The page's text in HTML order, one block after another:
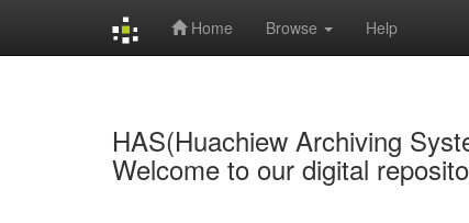
Home Browse Help
HAS(Huachiew Archiving
Welcome to our digital